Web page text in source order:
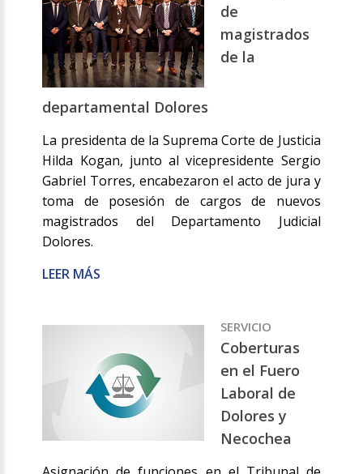
de
magistrados
de la
departamental Dolores
La presidenta de la Suprema Corte de Justicia
Hilda Kogan, junto al vicepresidente Sergio
Gabriel Torres, encabezaron el acto de jura y
toma de posesión de cargos de nuevos
magistrados del Departamento Judicial
Dolores.
LEER MÁS
SERVICIO
Coberturas
en el Fuero
Laboral de
Dolores y
Necochea